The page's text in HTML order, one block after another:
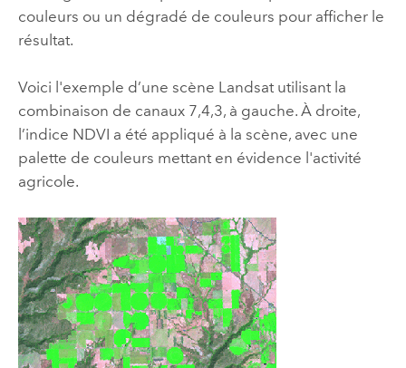
couleurs ou un dégradé de couleurs pour afficher le
résultat.
Voici l'exemple d’une scène Landsat utilisant la
combinaison de canaux 7,4,3, à gauche. À droite,
l’indice NDVI a été appliqué à la scène, avec une
palette de couleurs mettant en évidence l'activité
agricole.